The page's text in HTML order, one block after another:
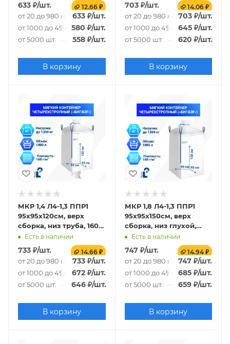
633 ₽/шт. 12.66 ₽
от 20 до 980 шт. 633₽/шт.
от 1000 до 4980 шт.
580 ₽/шт.
от 5000 шт. 558₽/шт.
В корзину
703₽/шт. 14.06 ₽
от 20 до 980 шт. 703₽/шт.
от 1000 до 4980 шт.
645₽/шт.
от 5000 шт. 620 ₽/шт.
В корзину
МКР 1,4 Л4-1,3 ППР1
95х95х120см, верх
сборка, низ труба, 160г/
м2Есть в наличии
733 ₽/шт. 14.66 ₽
от 20 до 980 шт. 733₽/шт.
от 1000 до 4980 шт.
672₽/шт.
от 5000 шт. 646 ₽/шт.
В корзину
МКР 1,8 Л4-1,3 ППР1
95х95х150см, верх
сборка, низ глухой,
160г/м2
Есть в наличии
747₽/шт. 14.94 ₽
от 20 до 980 шт. 747 ₽/шт.
от 1000 до 4980 шт.
685 ₽/шт.
от 5000 шт. 659 ₽/шт.
В корзину